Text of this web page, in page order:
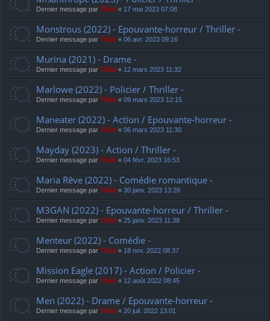
Dernier message par Thãd « 17 mai 2023 07:08
Monstrous (2022) - Epouvante-horreur / Thriller -
Dernier message par Thãd « 06 avr. 2023 09:16
Murina (2021) - Drame -
Dernier message par Thãd « 12 mars 2023 11:32
Marlowe (2022) - Policier / Thriller -
Dernier message par Thãd « 09 mars 2023 12:15
Maneater (2022) - Action / Epouvante-horreur -
Dernier message par Thãd « 06 mars 2023 11:30
Mayday (2023) - Action / Thriller -
Dernier message par Thãd « 04 févr. 2023 16:53
Maria Rêve (2022) - Comédie romantique -
Dernier message par Thãd « 30 janv. 2023 13:26
M3GAN (2022) - Epouvante-horreur / Thriller -
Dernier message par Thãd « 25 janv. 2023 11:38
Menteur (2022) - Comédie -
Dernier message par Thãd « 18 nov. 2022 08:37
Mission Eagle (2017) - Action / Policier -
Dernier message par Thãd « 12 août 2022 08:45
Men (2022) - Drame / Epouvante-horreur -
Dernier message par Thãd « 20 juil. 2022 13:01